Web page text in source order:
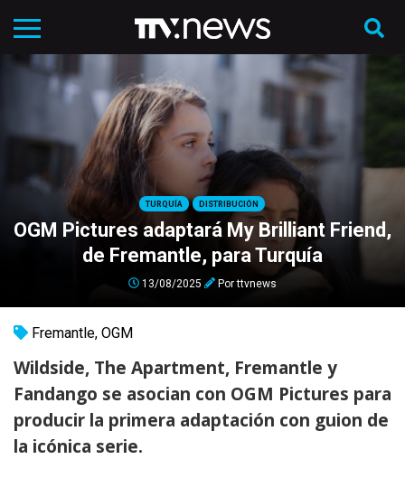
TURQUÍA DISTRIBUCIÓN
OGM Pictures adaptará My Brilliant Friend,
de Fremantle, para Turquía
13/08/2025 Porttvnews
Fremantle, OGM
Wildside, The Apartment, Fremantle y
Fandango se asocian con OGM Pictures para
producir la primera adaptación con guion de
la icónica serie.